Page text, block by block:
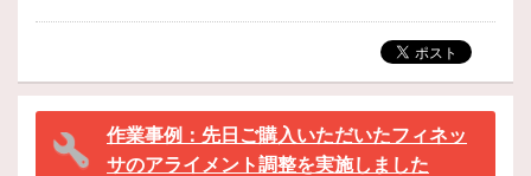
作業事例：先日ご購入いただいたフィネッ
サのアライメント調整を実施しました